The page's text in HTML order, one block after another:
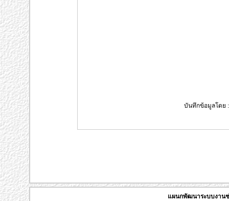
บันทึกข้อมูลโดย
แผนกพัฒนาระบบงานช่